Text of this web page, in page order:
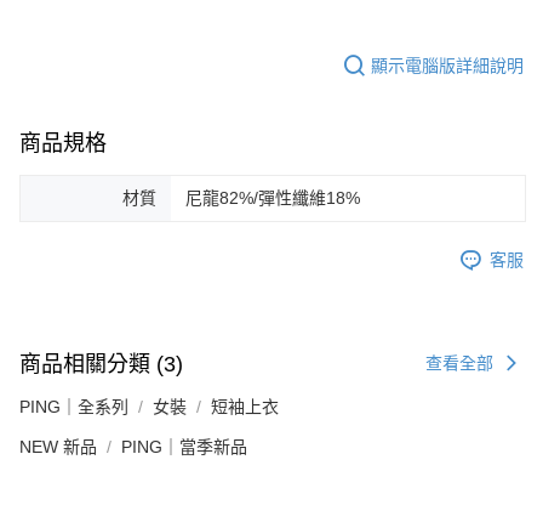
顯示電腦版詳細說明
商品規格
材質 尼龍82%/彈性纖維18%
客服
商品相關分類 (3) 查看全部
PING｜全系列 女裝 短袖上衣
NEW 新品 PING｜當季新品